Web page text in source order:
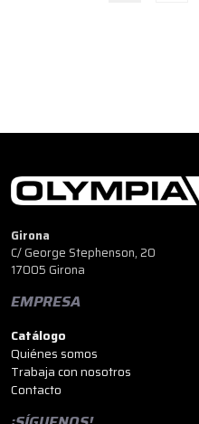
Girona
C/ George Stephenson, 20
17005 Girona
EMPRESA
Catálogo
Quiénes somos
Trabaja con nosotros
Contacto